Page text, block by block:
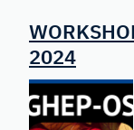
2024